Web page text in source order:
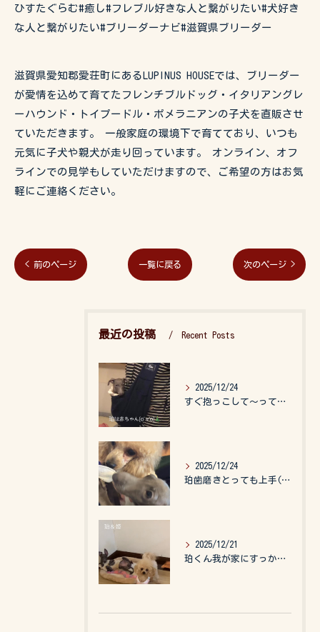
ひすたぐらむ#癒し#フレブル好きな人と繋がりたい#犬好き
な人と繋がりたい#ブリーダーナビ#滋賀県ブリーダー
滋賀県愛知郡愛荘町にあるLUPINUS HOUSEでは、ブリーダー
が愛情を込めて育てたフレンチブルドッグ・イタリアングレ
ーハウンド・トイプードル・ポメラニアンの子犬を直販させ
ていただきます。 一般家庭の環境下で育てており、いつも
元気に子犬や親犬が走り回っています。 オンライン、オフ
ラインでの見学もしていただけますので、ご希望の方はお気
軽にご連絡ください。
< 前のページ 一覧に戻る 次のページ >
最近の投稿 Recent Posts
2025/12/24
すぐ抱っこして〜って言うので、抱っこ紐に入れてゆらゆら☺️
2025/12/24
珀歯磨きとっても上手(о´∀`о)
2025/12/21
珀くん我が家にすっかりなれて、キッズのお世話もしてくれて、今...